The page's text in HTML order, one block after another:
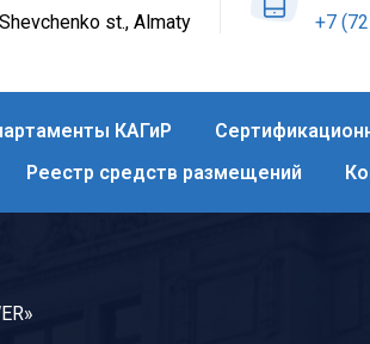
st., Almaty
+7
КАГиР
Реестр средств размещений